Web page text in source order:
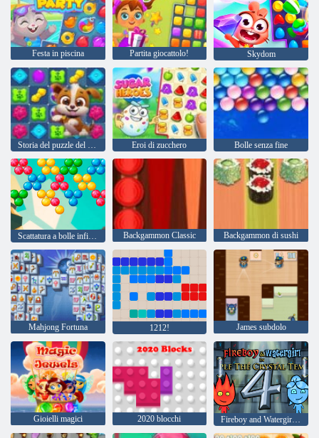
Festa in piscina Partita giocattolo! Skydom
Eroi di zucchero Bolle senza fine
Scattatura a bolle infinita Backgammon Classic Backgammon di sushi
Mahjong Fortuna 1212! James subdolo
Gioielli magici 2020 blocchi Fireboy and Watergirl 4: Tempio di Cristallo